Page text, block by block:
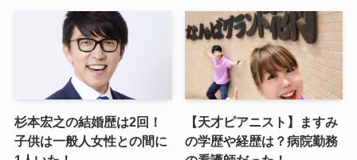
杉本宏之の結婚歴は2回！
子供は一般人女性との間に
【天才ピアニスト】ますみ
の学歴や経歴は？病院勤務